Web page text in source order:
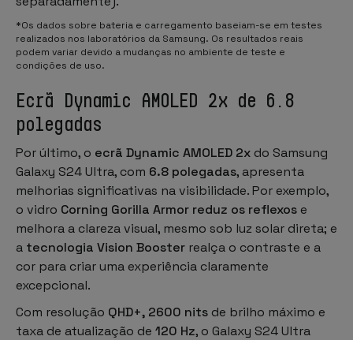
*Os dados sobre bateria e carregamento baseiam-se em testes
realizados nos laboratórios da Samsung. Os resultados reais
podem variar devido a mudanças no ambiente de teste e
condições de uso.
Ecrã Dynamic AMOLED 2x de 6.8
polegadas
Por último, o ecrã Dynamic AMOLED 2x do Samsung
Galaxy S24 Ultra, com 6.8 polegadas, apresenta
melhorias significativas na visibilidade. Por exemplo,
o vidro Corning Gorilla Armor reduz os reflexos e
melhora a clareza visual, mesmo sob luz solar direta; e
a tecnologia Vision Booster realça o contraste e a
cor para criar uma experiência claramente
excepcional.
Com resolução QHD+, 2600 nits de brilho máximo e
taxa de atualização de 120 Hz, o Galaxy S24 Ultra